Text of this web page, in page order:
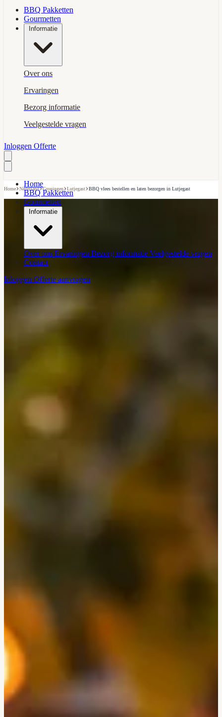
BBQ Pakketten
Gourmetten
Informatie
Over ons
Ervaringen
Bezorg informatie
Veelgestelde vragen
Inloggen Offerte
Home
BBQ Pakketten
Gourmetten
Informatie
Over ons Ervaringen Bezorg informatie Veelgestelde vragen
Contact
Inloggen Offerte aanvragen
Home›Nederland›Groningen›Lutjegast›BBQ vlees bestellen en laten bezorgen in Lutjegast